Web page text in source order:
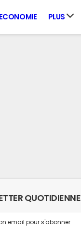
ECONOMIE PLUS
QUOTIDIENNE